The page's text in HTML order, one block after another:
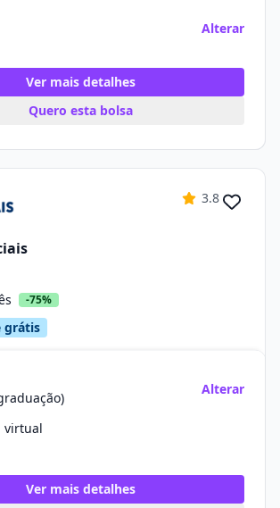
Alterar
Ver mais detalhes
Quero esta bolsa
3.8
-75%
grátis
Alterar
virtual
Ver mais detalhes